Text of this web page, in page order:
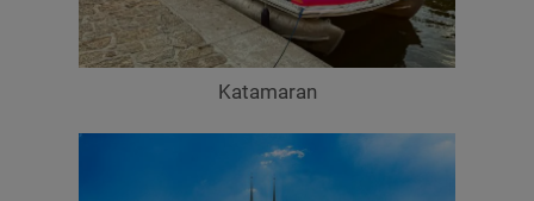
Katamaran